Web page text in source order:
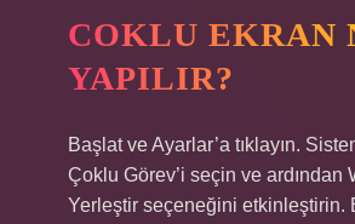
COKLU EKRAN
YAPILIR?
Başlat ve Ayarlar’a tıklayın.
Çoklu Görev’i seçin ve ardından
Yerleştir seçeneğini etkinleştirin.